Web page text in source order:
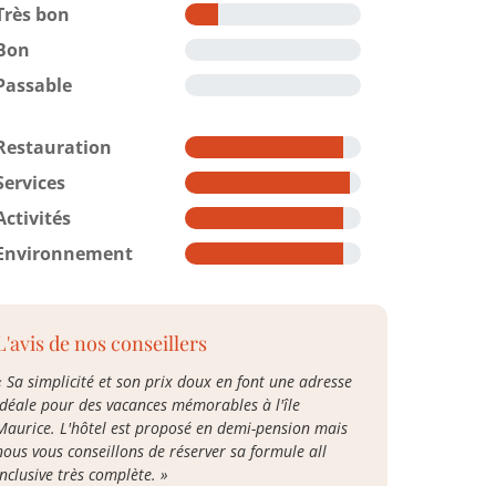
bon
de nos conseillers
Sa simplicité et son prix doux en font une adresse
pour des vacances mémorables à l'île
L'hôtel est proposé en demi-pension mais
vous conseillons de réserver sa formule all
très complète. »